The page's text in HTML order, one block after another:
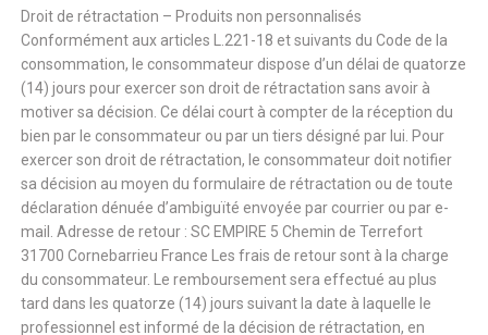
Droit de rétractation – Produits non personnalisés
Conformément aux articles L.221-18 et suivants du Code de la
consommation, le consommateur dispose d’un délai de quatorze
(14) jours pour exercer son droit de rétractation sans avoir à
motiver sa décision. Ce délai court à compter de la réception du
bien par le consommateur ou par un tiers désigné par lui. Pour
exercer son droit de rétractation, le consommateur doit notifier
sa décision au moyen du formulaire de rétractation ou de toute
déclaration dénuée d’ambiguïté envoyée par courrier ou par e-
mail. Adresse de retour : SC EMPIRE 5 Chemin de Terrefort
31700 Cornebarrieu France Les frais de retour sont à la charge
du consommateur. Le remboursement sera effectué au plus
tard dans les quatorze (14) jours suivant la date à laquelle le
professionnel est informé de la décision de rétractation, en